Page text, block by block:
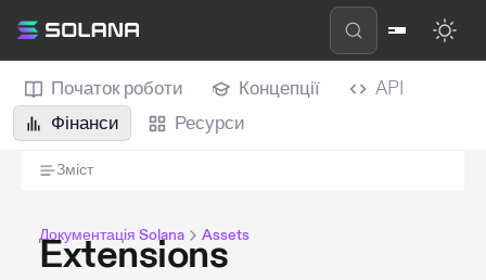
Початок роботи Концепції
API
Фінанси
Ресурси
Зміст
Документація Solana Assets
Extensions